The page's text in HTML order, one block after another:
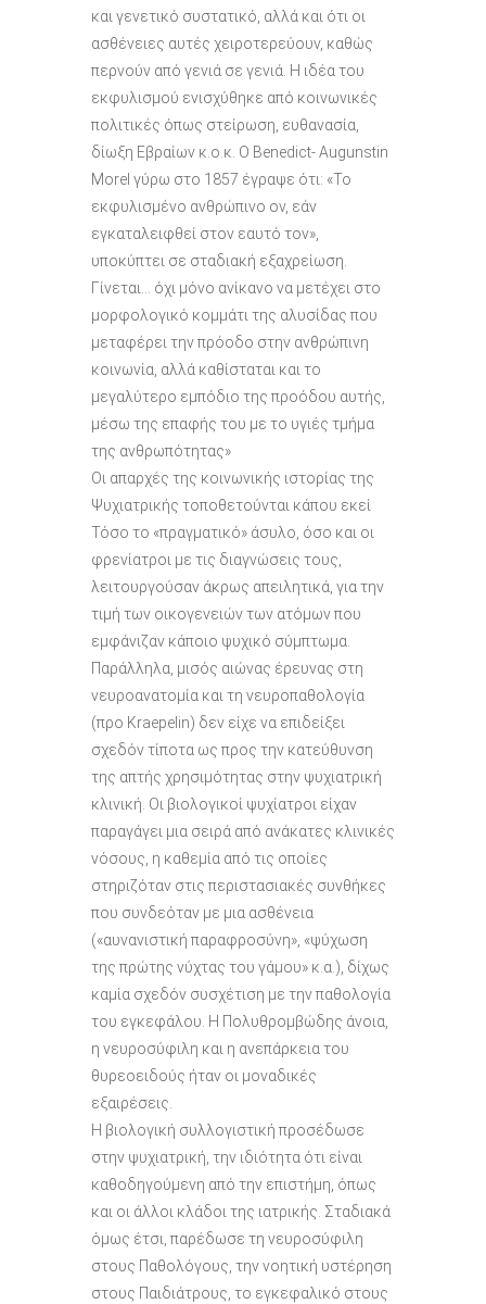
και γενετικό συστατικό, αλλά και ότι οι
ασθένειες αυτές χειροτερεύουν, καθώς
περνούν από γενιά σε γενιά. Η ιδέα του
εκφυλισμού ενισχύθηκε από κοινωνικές
πολιτικές όπως στείρωση, ευθανασία,
δίωξη Εβραίων κ.ο.κ. Ο Benedict- Αugunstin
Morel γύρω στο 1857 έγραψε ότι: «Το
εκφυλισμένο ανθρώπινο ον, εάν
εγκαταλειφθεί στον εαυτό τον»,
υποκύπτει σε σταδιακή εξαχρείωση.
Γίνεται… όχι μόνο ανίκανο να μετέχει στο
μορφολογικό κομμάτι της αλυσίδας που
μεταφέρει την πρόοδο στην ανθρώπινη
κοινωνία, αλλά καθίσταται και το
μεγαλύτερο εμπόδιο της προόδου αυτής,
μέσω της επαφής του με το υγιές τμήμα
της ανθρωπότητας»
Οι απαρχές της κοινωνικής ιστορίας της
Ψυχιατρικής τοποθετούνται κάπου εκεί
Τόσο το «πραγματικό» άσυλο, όσο και οι
φρενίατροι με τις διαγνώσεις τους,
λειτουργούσαν άκρως απειλητικά, για την
τιμή των οικογενειών των ατόμων που
εμφάνιζαν κάποιο ψυχικό σύμπτωμα.
Παράλληλα, μισός αιώνας έρευνας στη
νευροανατομία και τη νευροπαθολογία
(προ Kraepelin) δεν είχε να επιδείξει
σχεδόν τίποτα ως προς την κατεύθυνση
της απτής χρησιμότητας στην ψυχιατρική
κλινική. Οι βιολογικοί ψυχίατροι είχαν
παραγάγει μια σειρά από ανάκατες κλινικές
νόσους, η καθεμία από τις οποίες
στηριζόταν στις περιστασιακές συνθήκες
που συνδεόταν με μια ασθένεια
(«αυνανιστική παραφροσύνη», «ψύχωση
της πρώτης νύχτας του γάμου» κ.α.), δίχως
καμία σχεδόν συσχέτιση με την παθολογία
του εγκεφάλου. Η Πολυθρομβώδης άνοια,
η νευροσύφιλη και η ανεπάρκεια του
θυρεοειδούς ήταν οι μοναδικές
εξαιρέσεις.
Η βιολογική συλλογιστική προσέδωσε
στην ψυχιατρική, την ιδιότητα ότι είναι
καθοδηγούμενη από την επιστήμη, όπως
και οι άλλοι κλάδοι της ιατρικής. Σταδιακά
όμως έτσι, παρέδωσε τη νευροσύφιλη
στους Παθολόγους, την νοητική υστέρηση
στους Παιδιάτρους, το εγκεφαλικό στους